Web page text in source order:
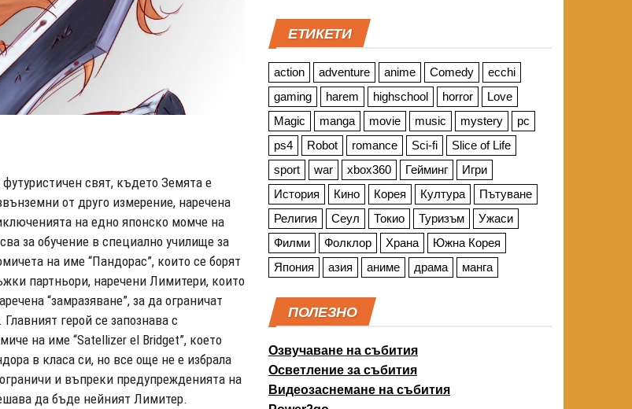
свят, където Земята е
от друго измерение, наречена
на едно японско момче на
за обучение в специално училище за
на име “Пандорас”, които се борят
партньори, наречени Лимитери, които
“замразяване”, за да ограничат
герой се запознава с
на име “Satellizer el Bridget”, което
в класа си, но все още не е избрала
и въпреки предупрежденията на
да бъде нейният Лимитер.
ЕТИКЕТИ
action adventure anime Comedy
ecchi
gaming
harem highschool horror
Love
Magic
manga movie music mystery
pc
ps4
Robot romance Sci-fi
Slice of Life
sport
war xbox360 Гейминг
Игри
История
Кино Корея Култура
Пътуване
Религия
Сеул Токио Туризъм
Ужаси
Филми
Фолклор Храна
Южна Корея
Япония
азия аниме драма манга
ПОЛЕЗНО
Озвучаване на събития
Осветление за събития
Видеозаснемане на събития